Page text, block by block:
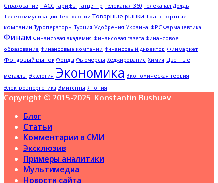
Страхование ТАСС Тарифы Татцентр Телеканал 360 Телеканал Дождь
Телекоммуникации Технологии Товарные рынки Транспортные
компании Туроператоры Турция Удобрения Украина ФРС Фармацевтика
Финам Финансовая академия Финансовая газета Финансовое
образование Финансовые компании Финансовый директор Финмаркет
Фондовый рынок Фонды Фьючерсы Хеджирование Химия Цветные
металлы Экология Экономика Экономическая теория
Электроэнергетика Эмитенты Япония
Copyright © 2015-2025. Konstantin Bushuev
Блог
Статьи
Комментарии в СМИ
Эксклюзив
Примеры аналитики
Мультимедиа
Новости сайта